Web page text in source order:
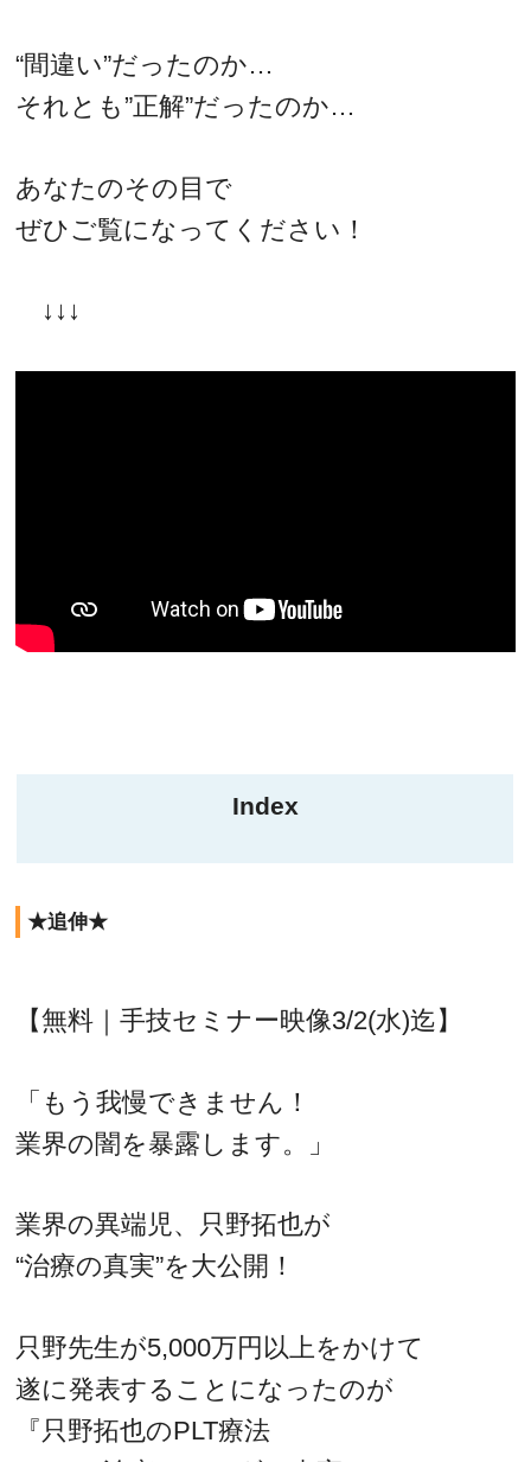
“間違い”だったのか…
それとも”正解”だったのか…
あなたのその目で
ぜひご覧になってください！
↓↓↓
Index
★追伸★
【無料｜手技セミナー映像3/2(水)迄】
「もう我慢できません！
業界の闇を暴露します。」
業界の異端児、只野拓也が
“治療の真実”を大公開！
只野先生が5,000万円以上をかけて
遂に発表することになったのが
『只野拓也のPLT療法